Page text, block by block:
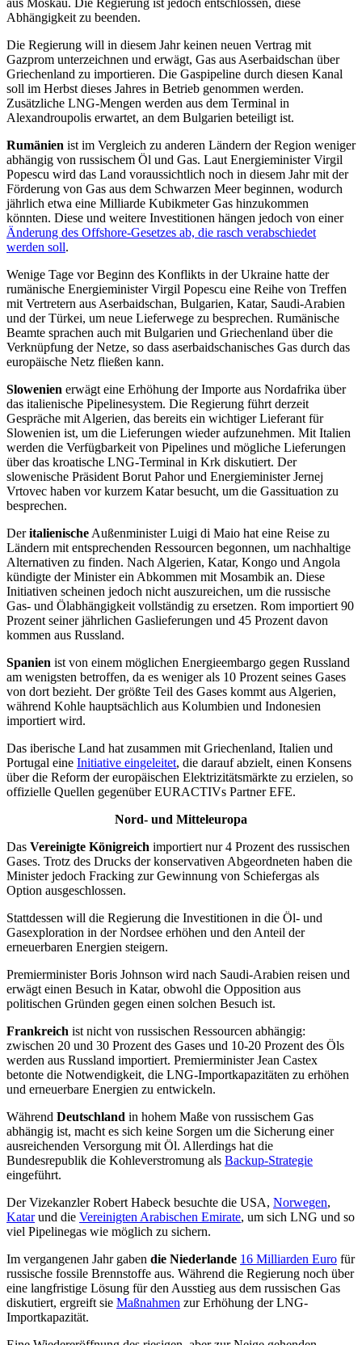
aus Moskau. Die Regierung ist jedoch entschlossen, diese
Abhängigkeit zu beenden.
Die Regierung will in diesem Jahr keinen neuen Vertrag mit
Gazprom unterzeichnen und erwägt, Gas aus Aserbaidschan über
Griechenland zu importieren. Die Gaspipeline durch diesen Kanal
soll im Herbst dieses Jahres in Betrieb genommen werden.
Zusätzliche LNG-Mengen werden aus dem Terminal in
Alexandroupolis erwartet, an dem Bulgarien beteiligt ist.
Rumänien ist im Vergleich zu anderen Ländern der Region weniger
abhängig von russischem Öl und Gas. Laut Energieminister Virgil
Popescu wird das Land voraussichtlich noch in diesem Jahr mit der
Förderung von Gas aus dem Schwarzen Meer beginnen, wodurch
jährlich etwa eine Milliarde Kubikmeter Gas hinzukommen
könnten. Diese und weitere Investitionen hängen jedoch von einer
Änderung des Offshore-Gesetzes ab, die rasch verabschiedet
werden soll.
Wenige Tage vor Beginn des Konflikts in der Ukraine hatte der
rumänische Energieminister Virgil Popescu eine Reihe von Treffen
mit Vertretern aus Aserbaidschan, Bulgarien, Katar, Saudi-Arabien
und der Türkei, um neue Lieferwege zu besprechen. Rumänische
Beamte sprachen auch mit Bulgarien und Griechenland über die
Verknüpfung der Netze, so dass aserbaidschanisches Gas durch das
europäische Netz fließen kann.
Slowenien erwägt eine Erhöhung der Importe aus Nordafrika über
das italienische Pipelinesystem. Die Regierung führt derzeit
Gespräche mit Algerien, das bereits ein wichtiger Lieferant für
Slowenien ist, um die Lieferungen wieder aufzunehmen. Mit Italien
werden die Verfügbarkeit von Pipelines und mögliche Lieferungen
über das kroatische LNG-Terminal in Krk diskutiert. Der
slowenische Präsident Borut Pahor und Energieminister Jernej
Vrtovec haben vor kurzem Katar besucht, um die Gassituation zu
besprechen.
Deritalienische Außenminister Luigi di Maio hat eine Reise zu
Ländern mit entsprechenden Ressourcen begonnen, um nachhaltige
Alternativen zu finden. Nach Algerien, Katar, Kongo und Angola
kündigte der Minister ein Abkommen mit Mosambik an. Diese
Initiativen scheinen jedoch nicht auszureichen, um die russische
Gas- und Ölabhängigkeit vollständig zu ersetzen. Rom importiert 90
Prozent seiner jährlichen Gaslieferungen und 45 Prozent davon
kommen aus Russland.
Spanien ist von einem möglichen Energieembargo gegen Russland
am wenigsten betroffen, da es weniger als 10 Prozent seines Gases
von dort bezieht. Der größte Teil des Gases kommt aus Algerien,
während Kohle hauptsächlich aus Kolumbien und Indonesien
importiert wird.
Das iberische Land hat zusammen mit Griechenland, Italien und
Portugal eine Initiative eingeleitet, die darauf abzielt, einen Konsens
über die Reform der europäischen Elektrizitätsmärkte zu erzielen, so
offizielle Quellen gegenüber EURACTIVs Partner EFE.
Nord- und Mitteleuropa
Das Vereinigte Königreich importiert nur 4 Prozent des russischen
Gases. Trotz des Drucks der konservativen Abgeordneten haben die
Minister jedoch Fracking zur Gewinnung von Schiefergas als
Option ausgeschlossen.
Stattdessen will die Regierung die Investitionen in die Öl- und
Gasexploration in der Nordsee erhöhen und den Anteil der
erneuerbaren Energien steigern.
Premierminister Boris Johnson wird nach Saudi-Arabien reisen und
erwägt einen Besuch in Katar, obwohl die Opposition aus
politischen Gründen gegen einen solchen Besuch ist.
Frankreich ist nicht von russischen Ressourcen abhängig:
zwischen 20 und 30 Prozent des Gases und 10-20 Prozent des Öls
werden aus Russland importiert. Premierminister Jean Castex
betonte die Notwendigkeit, die LNG-Importkapazitäten zu erhöhen
und erneuerbare Energien zu entwickeln.
Während Deutschland in hohem Maße von russischem Gas
abhängig ist, macht es sich keine Sorgen um die Sicherung einer
ausreichenden Versorgung mit Öl. Allerdings hat die
Bundesrepublik die Kohleverstromung als Backup-Strategie
eingeführt.
Der Vizekanzler Robert Habeck besuchte die USA, Norwegen,
Katarund die Vereinigten Arabischen Emirate, um sich LNG und so
viel Pipelinegas wie möglich zu sichern.
Im vergangenen Jahr gaben die Niederlande 16 Milliarden Euro für
russische fossile Brennstoffe aus. Während die Regierung noch über
eine langfristige Lösung für den Ausstieg aus dem russischen Gas
diskutiert, ergreift sie Maßnahmen zur Erhöhung der LNG-
Importkapazität.